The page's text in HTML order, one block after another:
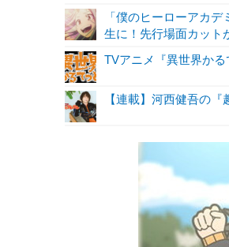
「僕のヒーローアカ
生に！先行場面カット
TVアニメ『異世界か
【連載】河西健吾の『